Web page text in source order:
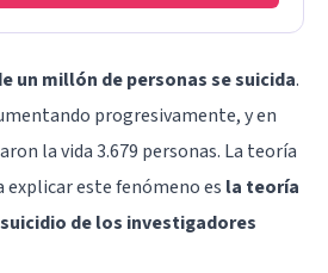
un millón de personas se suicida.
progresivamente, y en
la vida 3.679 personas. La teoría
este fenómeno es la teoría
de los investigadores